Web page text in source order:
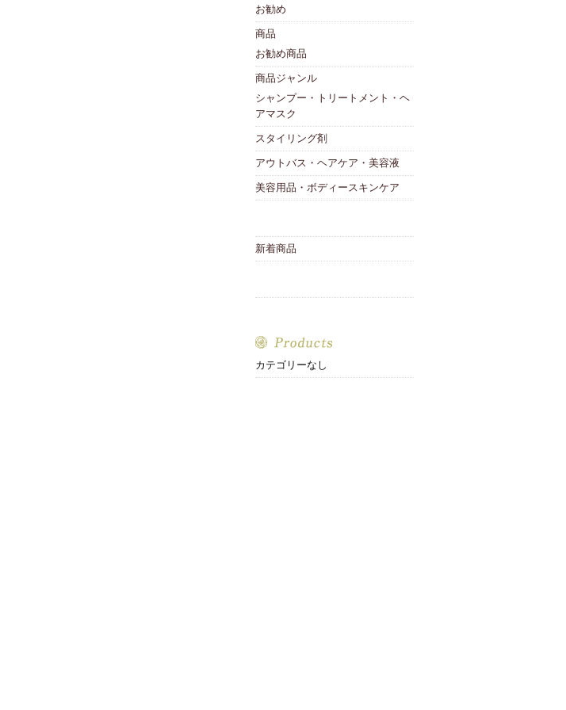
お勧め
商品
お勧め商品
商品ジャンル
シャンプー・トリートメント・ヘ
アマスク
スタイリング剤
アウトバス・ヘアケア・美容液
美容用品・ボディースキンケア
新着商品
カテゴリーなし